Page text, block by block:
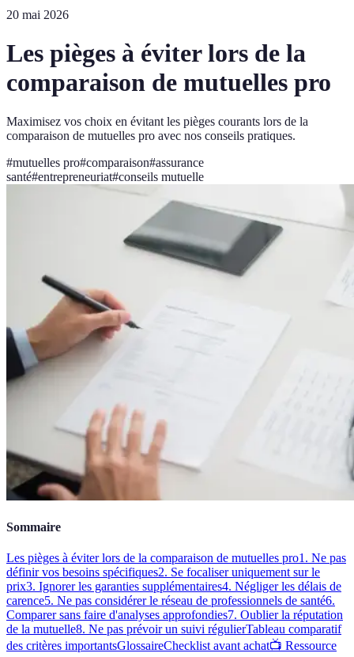
20 mai 2026
Les pièges à éviter lors de la
comparaison de mutuelles pro
Maximisez vos choix en évitant les pièges courants lors de la
comparaison de mutuelles pro avec nos conseils pratiques.
#mutuelles pro#comparaison#assurance
santé#entrepreneuriat#conseils mutuelle
Sommaire
Les pièges à éviter lors de la comparaison de mutuelles pro1. Ne pas
définir vos besoins spécifiques2. Se focaliser uniquement sur le
prix3. Ignorer les garanties supplémentaires4. Négliger les délais de
carence5. Ne pas considérer le réseau de professionnels de santé6.
Comparer sans faire d'analyses approfondies7. Oublier la réputation
de la mutuelle8. Ne pas prévoir un suivi régulierTableau comparatif
des critères importantsGlossaireChecklist avant achat📺 Ressource